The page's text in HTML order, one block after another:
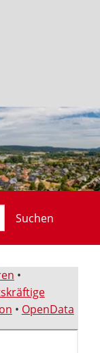
Suchen
•
• OpenData